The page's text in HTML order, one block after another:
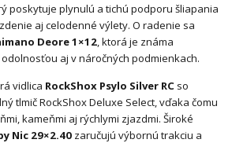
poskytuje plynulú a tichú podporu šliapania
aj celodenné výlety. O radenie sa
Deore 1×12, ktorá je známa
aj v náročných podmienkach.
vidlica RockShox Psylo Silver RC so
tlmič RockShox Deluxe Select, vďaka čomu
kameňmi aj rýchlymi zjazdmi. Široké
Nic 29×2.40 zaručujú výbornú trakciu a